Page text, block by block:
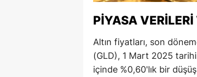
PIYASA
Altın fiyatları, son
(GLD), 1 Mart 2025
içinde %0,60'lık bir